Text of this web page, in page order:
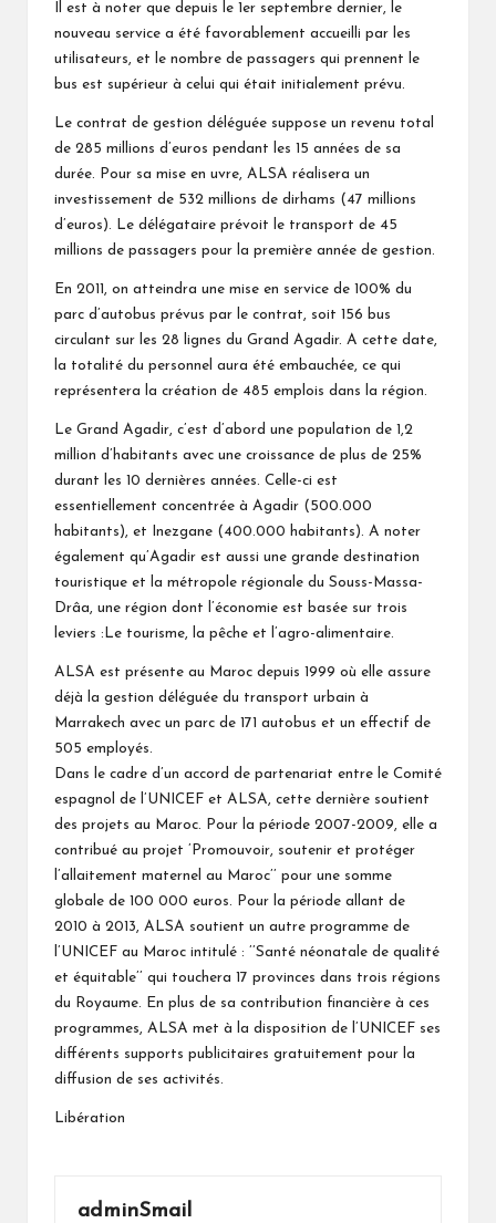
Il est à noter que depuis le 1er septembre dernier, le
nouveau service a été favorablement accueilli par les
utilisateurs, et le nombre de passagers qui prennent le
bus est supérieur à celui qui était initialement prévu.
Le contrat de gestion déléguée suppose un revenu total
de 285 millions d’euros pendant les 15 années de sa
durée. Pour sa mise en uvre, ALSA réalisera un
investissement de 532 millions de dirhams (47 millions
d’euros). Le délégataire prévoit le transport de 45
millions de passagers pour la première année de gestion.
En 2011, on atteindra une mise en service de 100% du
parc d’autobus prévus par le contrat, soit 156 bus
circulant sur les 28 lignes du Grand Agadir. A cette date,
la totalité du personnel aura été embauchée, ce qui
représentera la création de 485 emplois dans la région.
Le Grand Agadir, c’est d’abord une population de 1,2
million d’habitants avec une croissance de plus de 25%
durant les 10 dernières années. Celle-ci est
essentiellement concentrée à Agadir (500.000
habitants), et Inezgane (400.000 habitants). A noter
également qu’Agadir est aussi une grande destination
touristique et la métropole régionale du Souss-Massa-
Drâa, une région dont l’économie est basée sur trois
leviers :Le tourisme, la pêche et l’agro-alimentaire.
ALSA est présente au Maroc depuis 1999 où elle assure
déjà la gestion déléguée du transport urbain à
Marrakech avec un parc de 171 autobus et un effectif de
505 employés.
Dans le cadre d’un accord de partenariat entre le Comité
espagnol de l’UNICEF et ALSA, cette dernière soutient
des projets au Maroc. Pour la période 2007-2009, elle a
contribué au projet ’Promouvoir, soutenir et protéger
l’allaitement maternel au Maroc’’ pour une somme
globale de 100 000 euros. Pour la période allant de
2010 à 2013, ALSA soutient un autre programme de
l’UNICEF au Maroc intitulé : ’’Santé néonatale de qualité
et équitable’’ qui touchera 17 provinces dans trois régions
du Royaume. En plus de sa contribution financière à ces
programmes, ALSA met à la disposition de l’UNICEF ses
différents supports publicitaires gratuitement pour la
diffusion de ses activités.
Libération
adminSmail